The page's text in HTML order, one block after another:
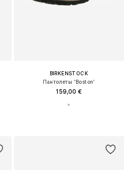
BIRKENSTOCK
Пантолеты 'Boston'
159,00 €